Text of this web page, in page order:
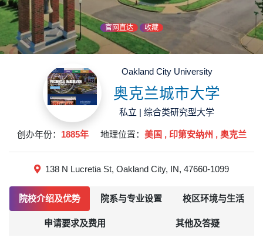
官网直达 收藏
Oakland City University
奥克兰城市大学
私立 | 综合类研究型大学
创办年份： 1885年 地理位置： 美国 , 印第安纳州 , 奥克兰
138 N Lucretia St, Oakland City, IN, 47660-1099
院校介绍及优势 院系与专业设置 校区环境与生活
申请要求及费用 其他及答疑